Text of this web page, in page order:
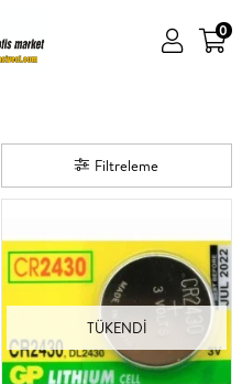
0
Filtreleme
TÜKENDI